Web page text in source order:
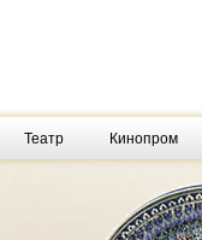
Театр Кинопром